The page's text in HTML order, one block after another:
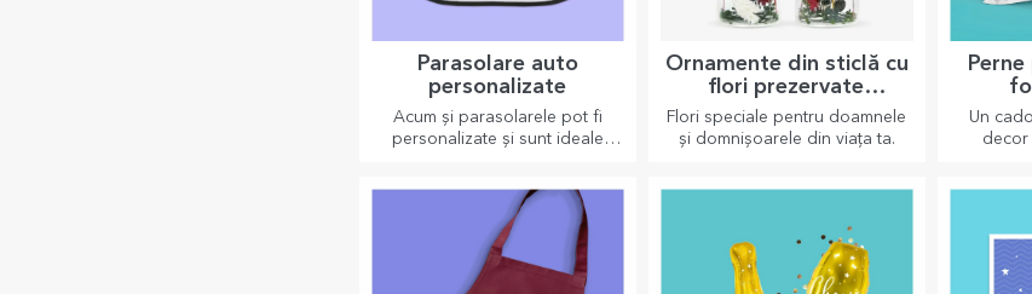
Parasolare auto
personalizate
Acum și parasolarele pot fi
personalizate și sunt ideale
Ornamente din sticlă cu
flori prezervate
personalizate
Flori speciale pentru doamnele
și domnișoarele din viața ta.
Un
decor